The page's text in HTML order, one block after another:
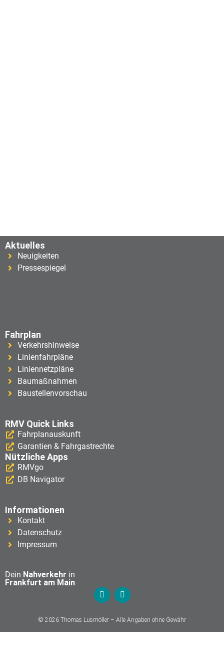
Aktuelles
Neuigkeiten
Pressespiegel
Fahrplan
Verkehrshinweise
Linienfahrpläne
Liniennetzpläne
Baumaßnahmen
Baustellenvorschau
RMV Quick Links
Fahrplanauskunft
Garantien & Fahrgastrechte
Nützliche Apps
RMVgo
DB Navigator
Informationen
Kontakt
Datenschutz
Impressum
Dein Nahverkehr in
Frankfurt am Main
© 2026 Thomas Lusmöller – Alle Angaben ohne Gewähr